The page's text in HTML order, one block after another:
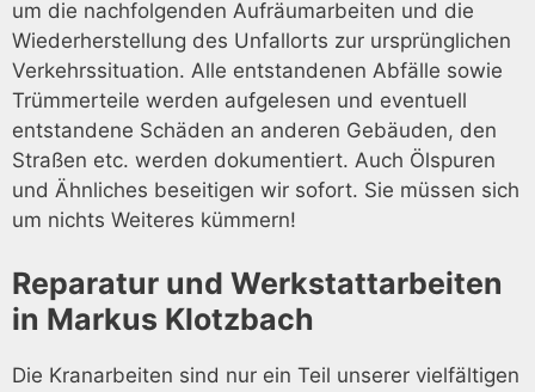
um die nachfolgenden Aufräumarbeiten und die
Wiederherstellung des Unfallorts zur ursprünglichen
Verkehrssituation. Alle entstandenen Abfälle sowie
Trümmerteile werden aufgelesen und eventuell
entstandene Schäden an anderen Gebäuden, den
Straßen etc. werden dokumentiert. Auch Ölspuren
und Ähnliches beseitigen wir sofort. Sie müssen sich
um nichts Weiteres kümmern!
Reparatur und Werkstattarbeiten
in Markus Klotzbach
Die Kranarbeiten sind nur ein Teil unserer vielfältigen